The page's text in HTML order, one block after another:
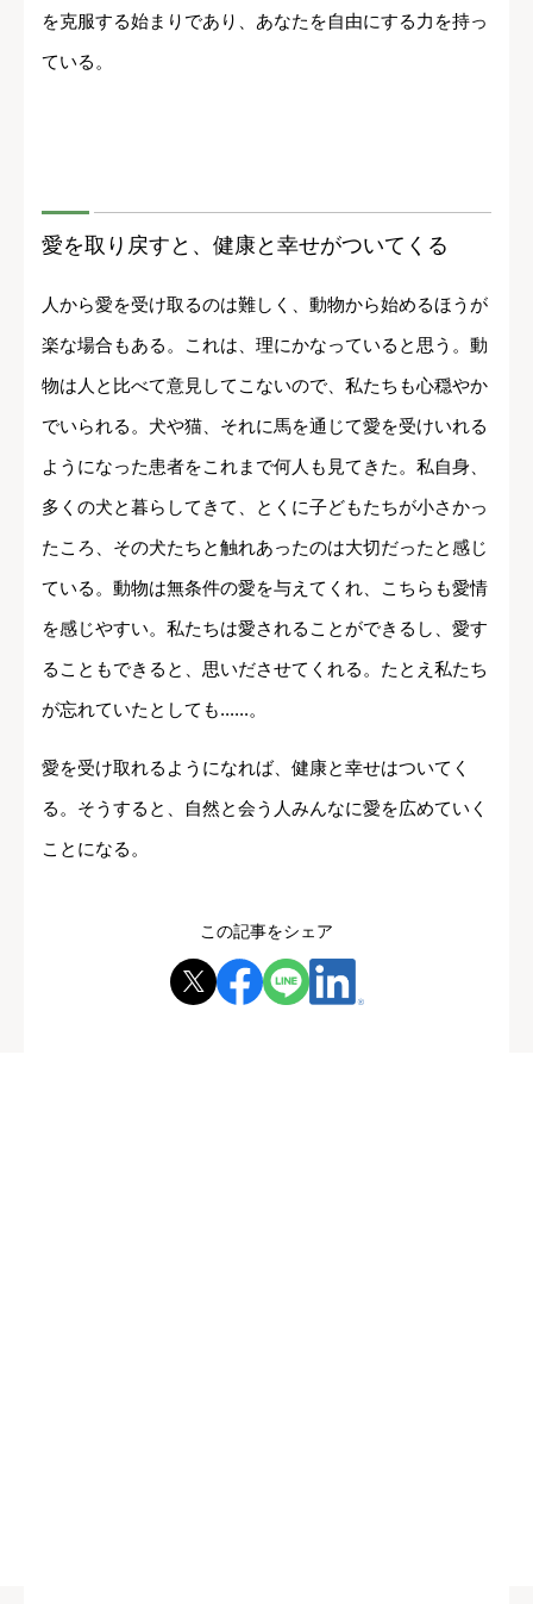
を克服する始まりであり、あなたを自由にする力を持っ
ている。
愛を取り戻すと、健康と幸せがついてくる
人から愛を受け取るのは難しく、動物から始めるほうが
楽な場合もある。これは、理にかなっていると思う。動
物は人と比べて意見してこないので、私たちも心穏やか
でいられる。犬や猫、それに馬を通じて愛を受けいれる
ようになった患者をこれまで何人も見てきた。私自身、
多くの犬と暮らしてきて、とくに子どもたちが小さかっ
たころ、その犬たちと触れあったのは大切だったと感じ
ている。動物は無条件の愛を与えてくれ、こちらも愛情
を感じやすい。私たちは愛されることができるし、愛す
ることもできると、思いださせてくれる。たとえ私たち
が忘れていたとしても......。
愛を受け取れるようになれば、健康と幸せはついてく
る。そうすると、自然と会う人みんなに愛を広めていく
ことになる。
この記事をシェア